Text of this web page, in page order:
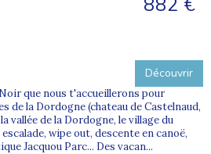
Découvrir
que nous t'accueillerons pour
de la Dordogne (chateau de Castelnaud,
vallée de la Dordogne, le village du
wipe out, descente en canoë,
Jacquou Parc... Des vacan...